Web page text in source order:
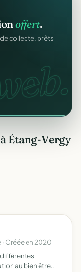
un clic,
offert.
collecte, prêts
Étang-Vergy
· Créée en 2020
au bien être